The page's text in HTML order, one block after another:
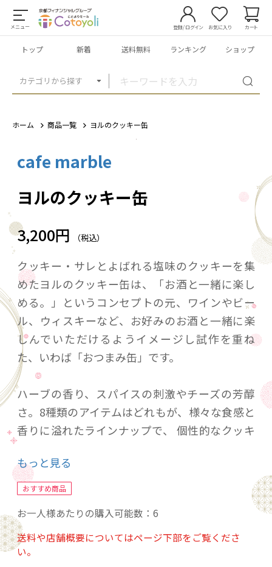
メニュー
カテゴリから探す
登録/ログイン お気に入り カート
トップ 新着 送料無料 ランキング ショップ
ホーム 商品一覧 ヨルのクッキー缶
cafe marble
ヨルのクッキー缶
3,200円 （税込）
クッキー・サレとよばれる塩味のクッキーを集
めたヨルのクッキー缶は、「お酒と一緒に楽し
める。」というコンセプトの元、ワインやビー
ル、ウィスキーなど、お好みのお酒と一緒に楽
しんでいただけるようイメージし試作を重ね
た、いわば「おつまみ缶」です。
ハーブの香り、スパイスの刺激やチーズの芳醇
さ。8種類のアイテムはどれもが、様々な食感と
香りに溢れたラインナップで、 個性的なクッキ
パーティーのテーブルに賑やかさをプラスした
り、ひとり静かに楽しむお酒のシーンに寄り添
ったり。様々な場にお役立ていただけたら嬉し
いです。
また、甘いものがお苦手な方からも嬉しい好評
を頂いており、 贈り物としてもオススメです。
もっと見る
おすすめ商品
お一人様あたりの購入可能数：6
送料や店舗概要についてはページ下部をご覧くださ
い。